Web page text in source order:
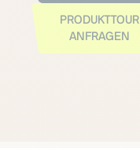
PRODUKTTOUR
ANFRAGEN